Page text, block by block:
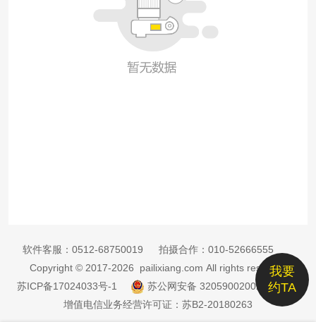
我要
约TA
软件客服： 0512-68750019 拍摄合作： 010-52666555
Copyright © 2017-2026 pailixiang.com All rights reserved
苏ICP备17024033号-1
苏公网安备 32059002002885号
增值电信业务经营许可证：苏B2-20180263